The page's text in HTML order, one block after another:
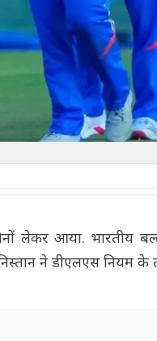
लेकर आया. भारतीय
ने डीएलएस नियम